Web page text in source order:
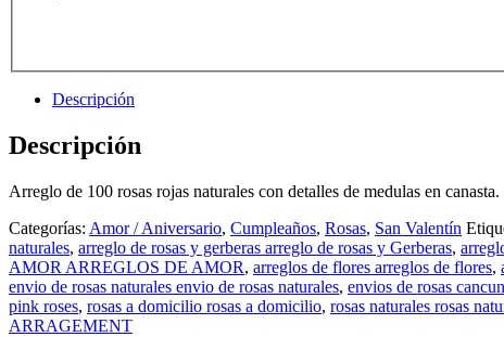
Descripción
Descripción
Arreglo de 100 rosas rojas naturales con detalles de medulas en canasta.
Categorías: Amor / Aniversario, Cumpleaños, Rosas, San Valentín
naturales, arreglo de rosas y gerberas arreglo de rosas y Gerberas,
AMOR ARREGLOS DE AMOR, arreglos de flores arreglos de flores,
envio de rosas naturales envio de rosas naturales, envios de rosas
pink roses, rosas a domicilio rosas a domicilio, rosas naturales rosas
ARRAGEMENT